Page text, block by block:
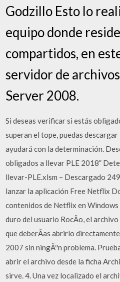
Godzillo Esto lo
equipo donde
compartidos, en
servidor de
Server 2008.
Si deseas verificar si estás
superan el tope, puedas
ayudará con la determinación.
obligados a llevar PLE 2018”
llevar-PLE.xlsm – Descargado
lanzar la aplicación Free Netflix
contenidos de Netflix en Windows
duro del usuario RocÃ­o, el
que deberÃ­as abrirlo
2007 sin ningÃºn problema.
abrir el archivo desde la ficha
sirve. 4. Una vez localizado el